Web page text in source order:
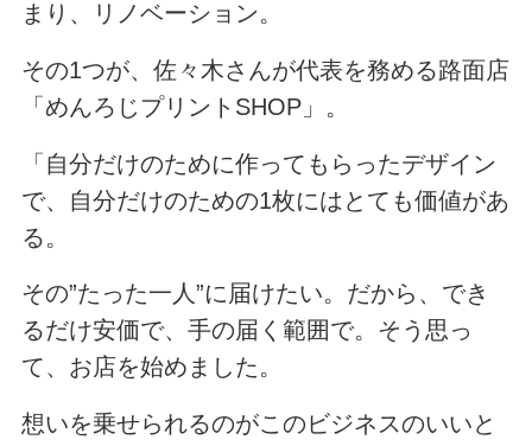
まり、リノベーション。
その1つが、佐々木さんが代表を務める路面店
「めんろじプリントSHOP」。
「自分だけのために作ってもらったデザイン
で、自分だけのための1枚にはとても価値があ
る。
その”たった一人”に届けたい。だから、でき
るだけ安価で、手の届く範囲で。そう思っ
て、お店を始めました。
想いを乗せられるのがこのビジネスのいいと